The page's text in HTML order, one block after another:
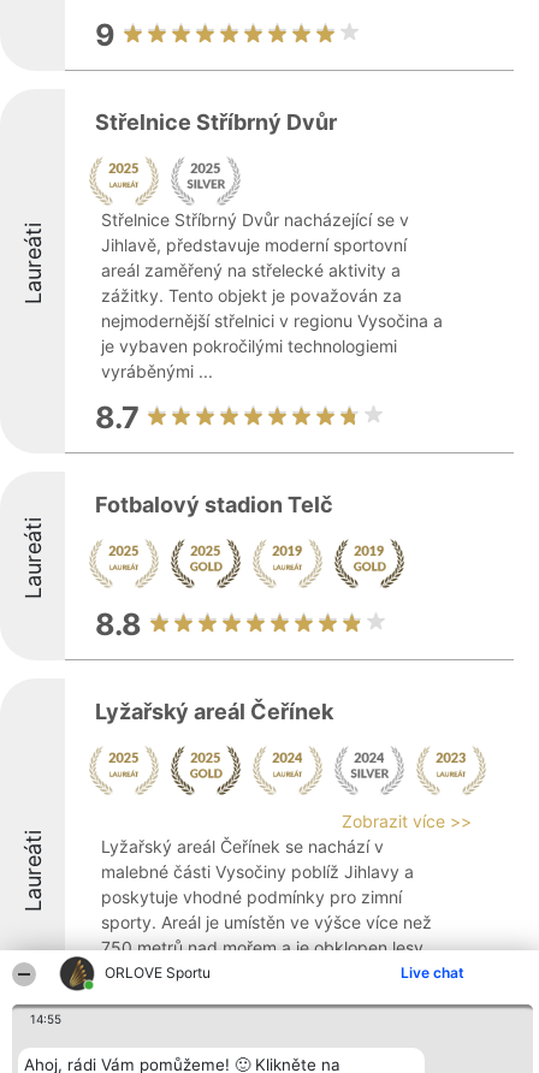
ORLOVE Sportu Live chat
14:55
Ahoj, rádi Vám pomůžeme! 🙂 Klikněte na
9
Laureáti
Střelnice Stříbrný Dvůr
Střelnice Stříbrný Dvůr nacházející se v
Jihlavě, představuje moderní sportovní
areál zaměřený na střelecké aktivity a
zážitky. Tento objekt je považován za
nejmodernější střelnici v regionu Vysočina a
je vybaven pokročilými technologiemi
vyráběnými ...
8.7
Laureáti
Fotbalový stadion Telč
8.8
Laureáti
Lyžařský areál Čeřínek
Zobrazit více >>
Lyžařský areál Čeřínek se nachází v
malebné části Vysočiny poblíž Jihlavy a
poskytuje vhodné podmínky pro zimní
sporty. Areál je umístěn ve výšce více než
750 metrů nad mořem a je obklopen lesy
chráněné krajinné oblasti, což vytváří
9.2